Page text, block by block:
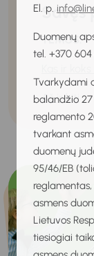
El. p.
Duomenų
tel. +370 604
Tvarkydami
balandžio
reglamento
tvarkant
duomenų
95/46/EB
reglamentas,
asmens
Lietuvos
tiesiogiai
Savęs
TEMOS:
Aš ir kiti